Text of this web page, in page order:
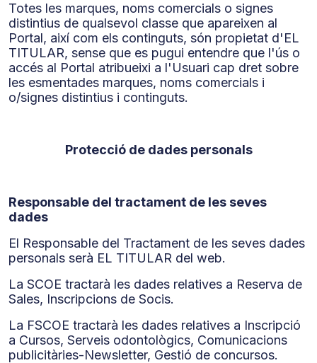
Totes les marques, noms comercials o signes
distintius de qualsevol classe que apareixen al
Portal, així com els continguts, són propietat d'EL
TITULAR, sense que es pugui entendre que l'ús o
accés al Portal atribueixi a l'Usuari cap dret sobre
les esmentades marques, noms comercials i
o/signes distintius i continguts.
Protecció de dades personals
Responsable del tractament de les seves
dades
El Responsable del Tractament de les seves dades
personals serà EL TITULAR del web.
La SCOE tractarà les dades relatives a Reserva de
Sales, Inscripcions de Socis.
La FSCOE tractarà les dades relatives a Inscripció
a Cursos, Serveis odontològics, Comunicacions
publicitàries-Newsletter, Gestió de concursos.